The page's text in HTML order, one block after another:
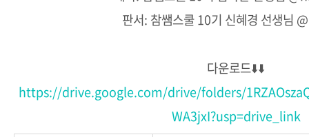
판서: 참쌤스쿨 10기 신혜경 선생님
다운로드⬇️⬇️
https://drive.google.com/drive/folders/
WA3jxI?usp=drive_link